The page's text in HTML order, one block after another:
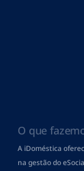
O que
A iDoméstica
na gestão do